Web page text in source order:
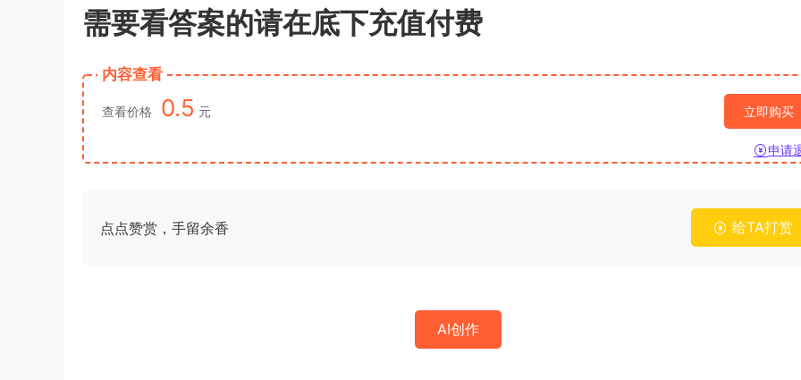
需要看答案的请在底下充值付费
内容查看
查看价格 0.5 元 立即购买
申请
点点赞赏，手留余香 给TA打赏
AI创作